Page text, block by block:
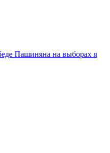
Пашиняна на выборах я